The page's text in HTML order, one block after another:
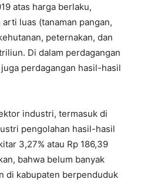
atas harga berlaku,
luas (tanaman pangan,
peternakan, dan
Di dalam perdagangan
perdagangan hasil-hasil
industri, termasuk di
pengolahan hasil-hasil
3,27% atau Rp 186,39
bahwa belum banyak
di kabupaten berpenduduk